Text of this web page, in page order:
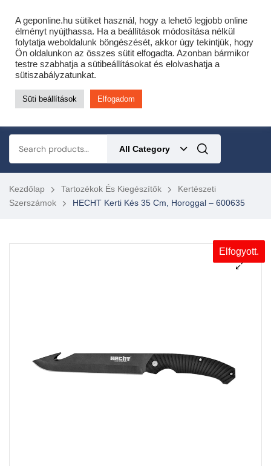
Cofidis expressz online áruhitel 0 % THM-el 10 hónapra!
Most minden akciós HQ láncfűrészhez ajándékba adunk egy fűrészláncot!
Részletek ide kattintva!
KERTÉSZETI – ERDÉSZETI – ÉPÍTŐIPARI GÉP WEBSHOP
All Category
Kezdőlap Tartozékok És Kiegészítők
Kertészeti
Szerszámok
HECHT Kerti Kés 35 Cm, Horoggal – 600635
Elfogyott.
A geponline.hu sütiket használ, hogy a lehető legjobb online
élményt nyújthassa. Ha a beállítások módosítása nélkül
folytatja weboldalunk böngészését, akkor úgy tekintjük, hogy
Ön oldalunkon az összes sütit elfogadta. Azonban bármikor
testre szabhatja a sütibeállításokat és elolvashatja a
sütiszabályzatunkat.
Süti beállítások Elfogadom